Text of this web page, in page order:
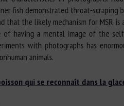
fish demonstrated throat-scraping
that the likely mechanism for MSR is
of having a mental image of the
with photographs has
animals.
qui se reconnaît dans la